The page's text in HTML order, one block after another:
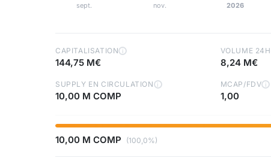
CAPITALISATION i
144,75 M€
VOLUME 24H
8,24 M€
SUPPLY EN CIRCULATION i
10,00 M COMP
MCAP/FDV i
1,00
10,00 M COMP (100,0%)